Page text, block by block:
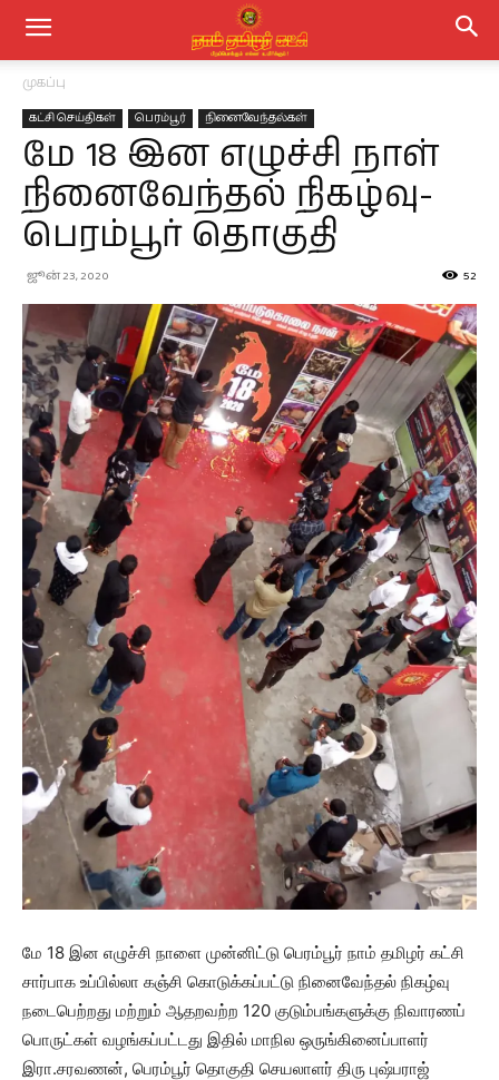
முகப்பு
கட்சி செய்திகள் பெரம்பூர் நினைவேந்தல்கள்
மே 18 இன எழுச்சி நாள்
நினைவேந்தல் நிகழ்வு-
பெரம்பூர் தொகுதி
ஜூன் 23, 2020 52
மே 18 இன எழுச்சி நாளை முன்னிட்டு பெரம்பூர் நாம் தமிழர் கட்சி
சார்பாக உப்பில்லா கஞ்சி கொடுக்கப்பட்டு நினைவேந்தல் நிகழ்வு
நடைபெற்றது மற்றும் ஆதறவற்ற 120 குடும்பங்களுக்கு நிவாரணப்
பொருட்கள் வழங்கப்பட்டது இதில் மாநில ஒருங்கினைப்பாளர்
இரா.சரவணன், பெரம்பூர் தொகுதி செயலாளர் திரு புஷ்பராஜ்